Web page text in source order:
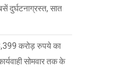
दुर्घटनाग्रस्त, सात
करोड़ रुपये का
सोमवार तक के